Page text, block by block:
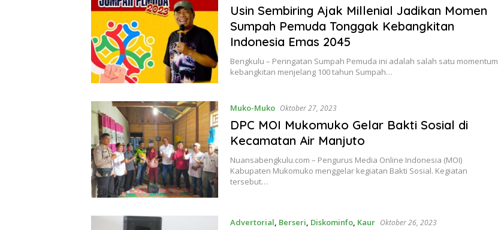
Usin Sembiring Ajak Millenial Jadikan Momen
Sumpah Pemuda Tonggak Kebangkitan
Indonesia Emas 2045
Bengkulu – Peringatan Sumpah Pemuda ini adalah salah satu momentum
kebangkitan menjelang 100 tahun Sumpah…
Muko-Muko Oktober 27, 2023
DPC MOI Mukomuko Gelar Bakti Sosial di
Kecamatan Air Manjuto
Nuansabengkulu.com – Pengurus Media Online Indonesia (MOI)
Kabupaten Mukomuko menggelar kegiatan Bakti Sosial. Kegiatan
tersebut…
Advertorial, Berseri, Diskominfo, Kaur Oktober 26, 2023